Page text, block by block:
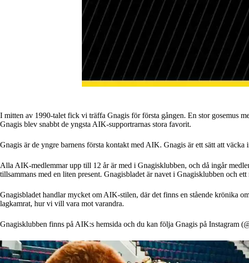
I mitten av 1990-talet fick vi träffa Gnagis för första gången. En stor gosemus
Gnagis blev snabbt de yngsta AIK-supportrarnas stora favorit.
Gnagis är de yngre barnens första kontakt med AIK. Gnagis är ett sätt att
Alla AIK-medlemmar upp till 12 år är med i Gnagisklubben, och då ingår
tillsammans med en liten present. Gnagisbladet är navet i Gnagisklubben och
Gnagisbladet handlar mycket om AIK-stilen, där det finns en stående krönika
lagkamrat, hur vi vill vara mot varandra.
Gnagisklubben finns på AIK:s hemsida och du kan följa Gnagis på Instagram